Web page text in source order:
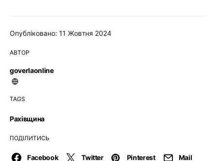
Опубліковано: 11 Жовтня 2024
АВТОР
goverlaonline
TAGS
Рахівщина
ПОДІЛИТИСЬ
Facebook Twitter Pinterest Mail